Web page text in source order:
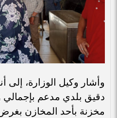
مخزنة بأحد المخازن